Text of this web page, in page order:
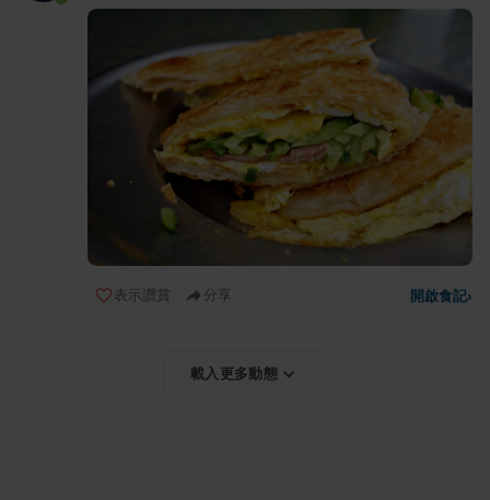
表示讚賞 分享 開啟食記›
載入更多動態